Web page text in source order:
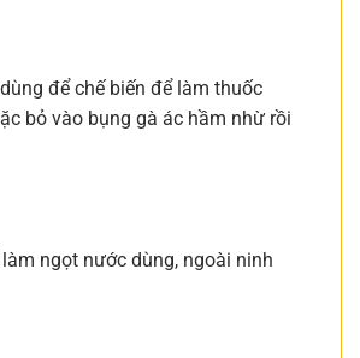
để chế biến để làm thuốc
bỏ vào bụng gà ác hầm nhừ rồi
ngọt nước dùng, ngoài ninh